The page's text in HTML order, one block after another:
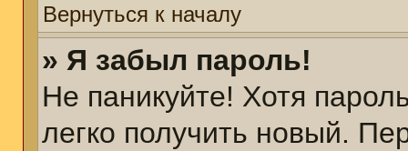
Вернуться к началу
» Я забыл пароль!
Не паникуйте! Хотя
легко получить новый.